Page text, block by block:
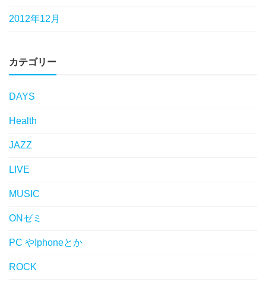
2012年12月
カテゴリー
DAYS
Health
JAZZ
LIVE
MUSIC
ONゼミ
PC やIphoneとか
ROCK